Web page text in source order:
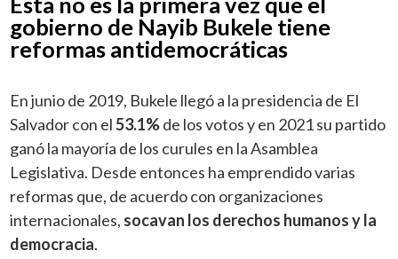
gobierno de Nayib Bukele tiene
reformas antidemocráticas
En junio de 2019, Bukele llegó a la presidencia de El
Salvador con el53.1%de los votos y en 2021 su partido
ganó la mayoría de los curules en la Asamblea
Legislativa. Desde entonces ha emprendido varias
reformas que, de acuerdo con organizaciones
internacionales, socavan los derechos humanos y la
democracia.